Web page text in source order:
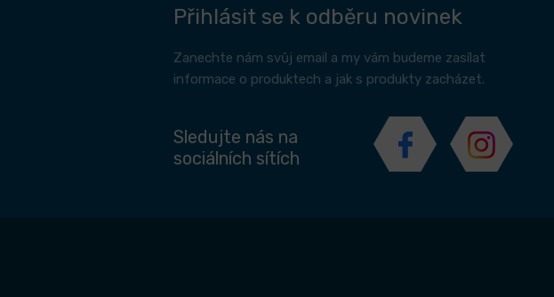
Přihlásit se k odběru novinek
Zanechte nám svůj email a my vám budeme zasílat
informace o produktech a jak s produkty zacházet.
Sledujte nás na
sociálních sítích